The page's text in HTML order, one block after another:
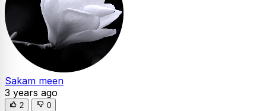
Sakam meen
3 years ago
2 0